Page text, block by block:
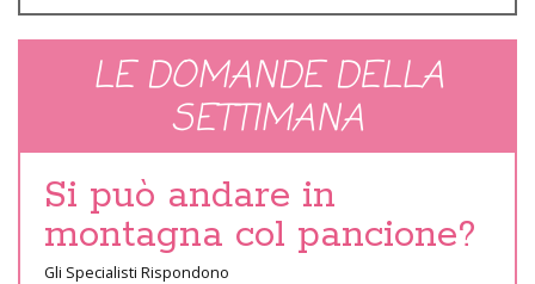
LE DOMANDE DELLA
SETTIMANA
Si può andare in
montagna col pancione?
Gli Specialisti Rispondono